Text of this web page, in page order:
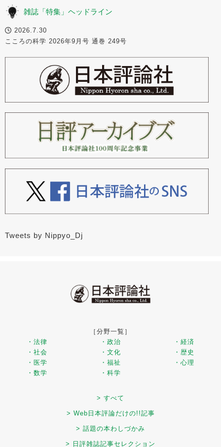
雑誌「特集」ヘッドライン
2026.7.30
こころの科学 2026年9月号 通巻 249号
Tweets by Nippyo_Dj
［分野一覧］
・法律
・政治
・経済
・社会
・文化
・歴史
・医学
・福祉
・心理
・数学
・科学
> すべて
> Web日本評論だけの!!記事
> 話題の本わしづかみ
> 日評雑誌記事セレクション